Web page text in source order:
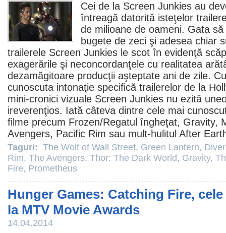
Cei de la Screen Junkies au
întreagă datorită isteţelor
de milioane de oameni. Gata
bugete de zeci şi adesea chiar
trailerele Screen Junkies le scot în evidenţă
exagerările şi neconcordanţele cu realitatea
dezamăgitoare producţii aşteptate ani de zile.
cunoscuta intonaţie specifică trailerelor de la
mini-cronici vizuale Screen Junkies nu ezită
ireverenţios. Iată câteva dintre cele mai
filme precum Frozen/Regatul îngheţat, Gravity,
Avengers, Pacific Rim sau mult-hulitul After
Taguri: The Wolf of Wall Street, Green Lantern,
Rim, The Avengers, Thor: The Dark World, Gravity,
Fire, Prometheus
Hunger Games: Catching Fire,
la MTV Movie Awards
14.04.2014